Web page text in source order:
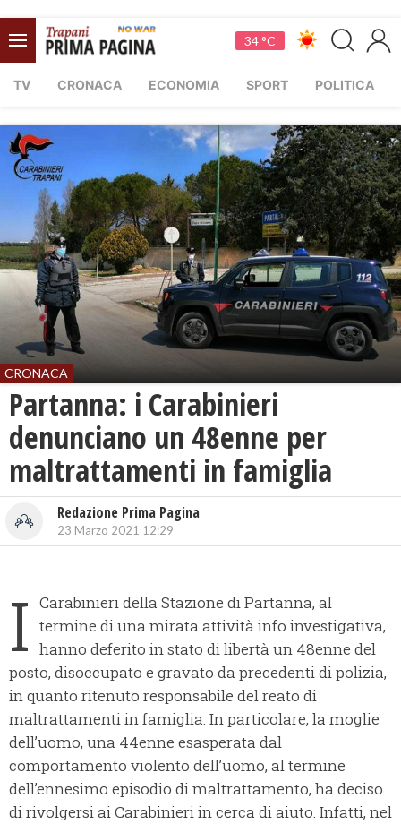
34 °C
TV CRONACA ECONOMIA SPORT POLITICA
CRONACA
Partanna: i Carabinieri
denunciano un 48enne per
maltrattamenti in famiglia
Redazione Prima Pagina
23 Marzo 2021 12:29
I Carabinieri della Stazione di Partanna, al
termine di una mirata attività info investigativa,
hanno deferito in stato di libertà un 48enne del
posto, disoccupato e gravato da precedenti di polizia,
in quanto ritenuto responsabile del reato di
maltrattamenti in famiglia. In particolare, la moglie
dell’uomo, una 44enne esasperata dal
comportamento violento dell’uomo, al termine
dell’ennesimo episodio di maltrattamento, ha deciso
di rivolgersi ai Carabinieri in cerca di aiuto. Infatti, nel